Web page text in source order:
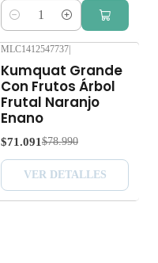
Cantidad
Agotado
MLC1412547737
Kumquat Grande
Con Frutos Árbol
Frutal Naranjo
Enano
$71.091 $78.990
VER DETALLES